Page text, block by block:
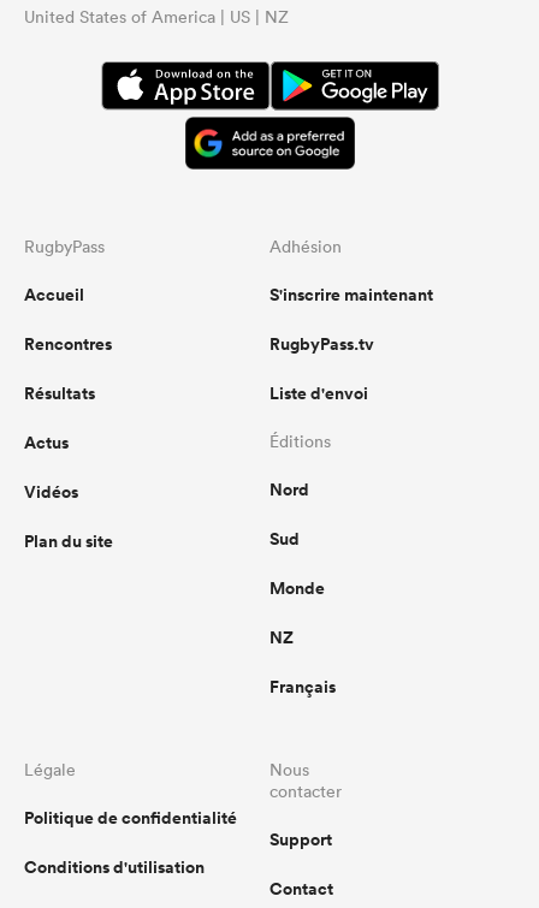
United States of America | US | NZ
RugbyPass
Accueil
Rencontres
Résultats
Actus
Vidéos
Plan du site
Adhésion
S'inscrire maintenant
RugbyPass.tv
Liste d'envoi
Éditions
Nord
Sud
Monde
NZ
Français
Légale
Politique de confidentialité
Conditions d'utilisation
Nous
contacter
Support
Contact